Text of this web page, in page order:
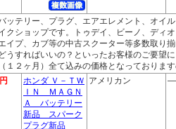
ッテリー、プラグ、エアエレメント、オイ
クショップです。トゥデイ、ビーノ、ディ
イプ、カブ等の中古スクーター等多数取り
うすればいいの？といったお客様のご要望
１２ヶ月）全て込みの価格となっておりま
ホンダ Ｖ－ＴＷ
ＩＮ ＭＡＧＮ
Ａ バッテリー
新品 スパーク
プラグ新品
アメリカン ―